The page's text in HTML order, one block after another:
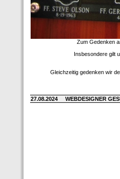
Zum Gedenken
Insbesondere gilt
Gleichzeitig gedenken wir
27.08.2024 WEBDESIGNER